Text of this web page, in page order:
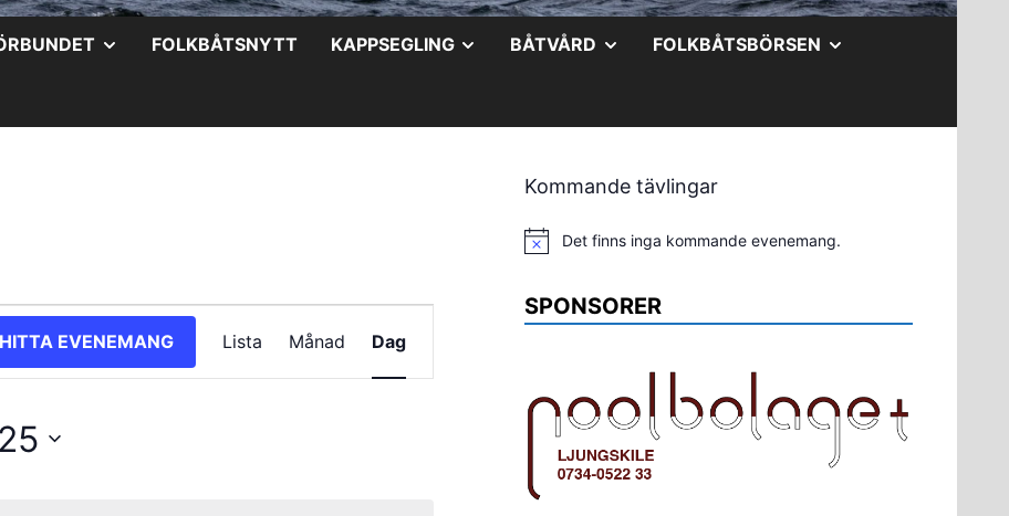
VISAFOLKBÅTSNYTT KAPPSEGLING VISABÅTVÅRD VISAFOLKBÅTSBÖRSEN
HITTA EVENEMANG
vynavigering
Lista Månad Dag
Kommande tävlingar
Notis Det finns inga kommande evenemang.
SPONSORER